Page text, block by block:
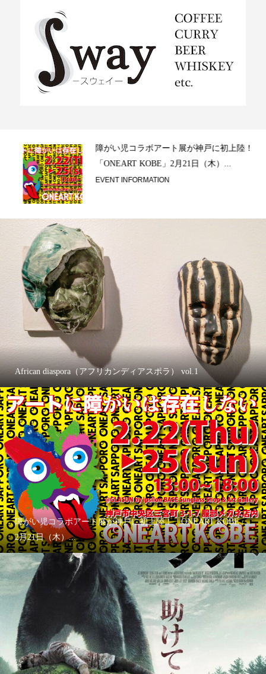
障がい児コラボアート展が神戸に初上陸！
「ONEART KOBE」2月21日（木）...
EVENT INFORMATION
African diaspora（アフリカンディアスポラ） vol.1
障がい児コラボアート展が神戸に初上陸！「ONEART KOBE」
2月21日（木）...